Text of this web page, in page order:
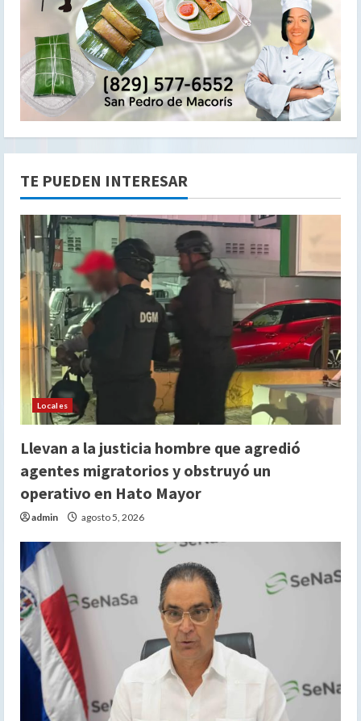
TE PUEDEN INTERESAR
Locales
Llevan a la justicia hombre que agredió
agentes migratorios y obstruyó un
operativo en Hato Mayor
admin agosto 5, 2026